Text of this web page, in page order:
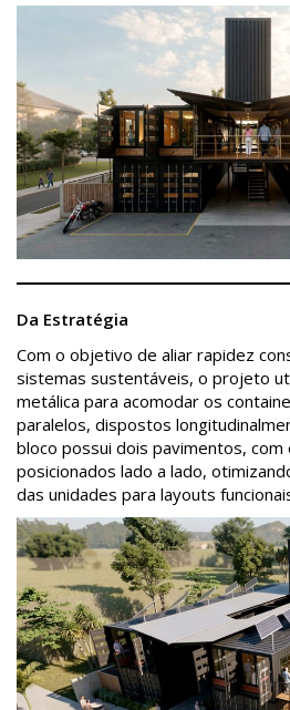
Da Estratégia
Com o objetivo de aliar rapidez
sistemas sustentáveis, o projeto
metálica para acomodar os
paralelos, dispostos
bloco possui dois pavimentos,
posicionados lado a lado,
das unidades para layouts